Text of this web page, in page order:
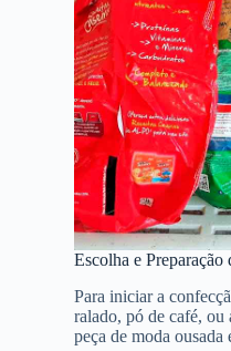
Escolha e Preparação
Para iniciar a
ralado, pó de café, ou
peça de moda ousada